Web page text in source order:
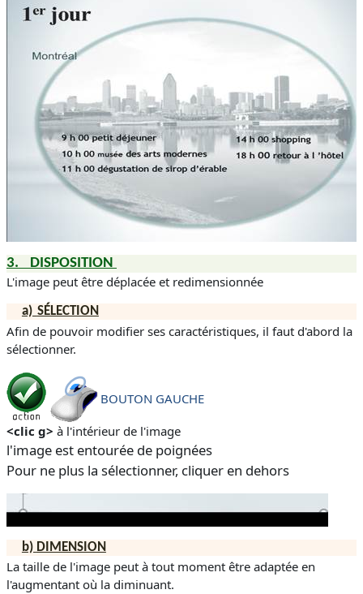
3. DISPOSITION
L'image peut être déplacée et redimensionnée
a) SÉLECTION
Afin de pouvoir modifier ses caractéristiques, il faut d'abord la
sélectionner.
BOUTON GAUCHE
<clic g> à l'intérieur de l'image
l'image est entourée de poignées
Pour ne plus la sélectionner, cliquer en dehors
b) DIMENSION
La taille de l'image peut à tout moment être adaptée en
l'augmentant où la diminuant.